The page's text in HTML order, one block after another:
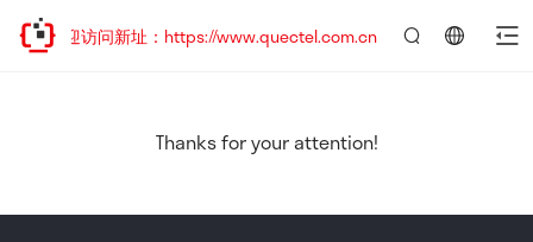
移，欢迎访问新址：https://www.quectel.com.cn
Thanks for your attention!